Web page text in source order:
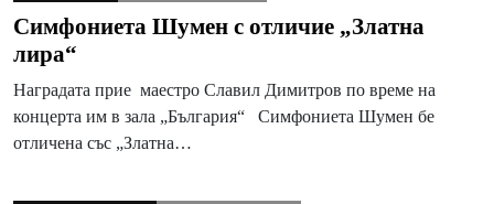
Симфониета Шумен с отличие „Златна
лира“
Наградата прие маестро Славил Димитров по време на
концерта им в зала „България“ Симфониета Шумен бе
отличена със „Златна…